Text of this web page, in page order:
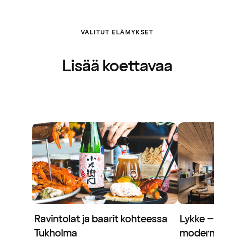
VALITUT ELÄMYKSET
Lisää koettavaa
Ravintolat ja baarit kohteessa
Tukholma
Lykke –